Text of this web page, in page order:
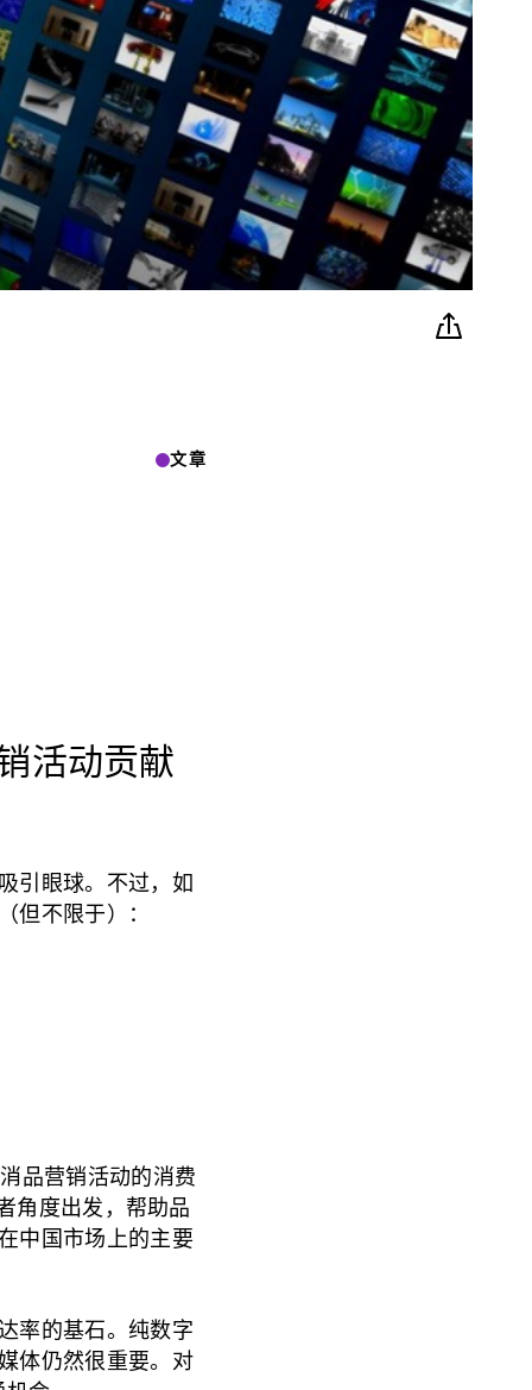
文章
活动贡献
引眼球。不过，如
但不限于）：
品营销活动的消费
角度出发，帮助品
中国市场上的主要
率的基石。纯数字
体仍然很重要。对